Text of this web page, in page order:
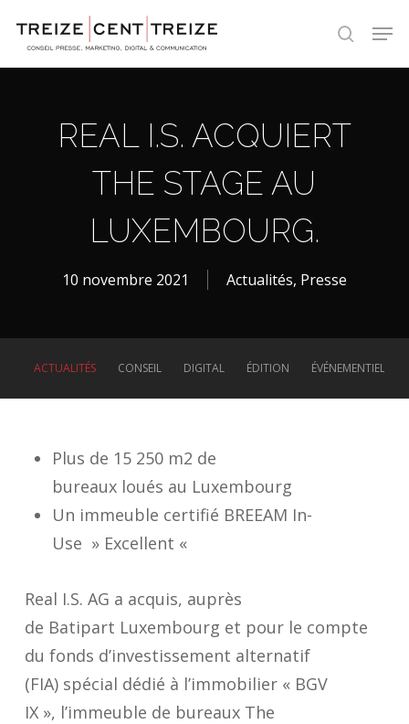
search
REAL I.S. ACQUIERT
THE STAGE AU
LUXEMBOURG.
10 novembre 2021 Actualités, Presse
ACTUALITÉS CONSEIL DIGITAL ÉDITION ÉVÉNEMENTIEL
Plus de 15 250 m2 de
bureaux loués au Luxembourg
Un immeuble certifié BREEAM In-
Use » Excellent «
Real I.S. AG a acquis, auprès
de Batipart Luxembourg et pour le compte
du fonds d’investissement alternatif
(FIA) spécial dédié à l’immobilier « BGV
IX », l’immeuble de bureaux The